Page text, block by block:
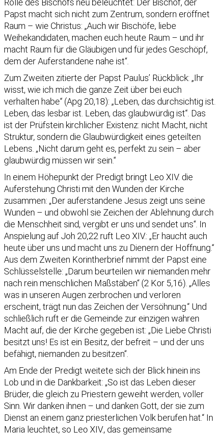
Rolle des Bischofs neu beleuchtet: Der Bischof, der
Papst macht sich nicht zum Zentrum, sondern eröffnet
Raum – wie Christus: „Auch wir Bischöfe, liebe
Weihekandidaten, machen euch heute Raum – und ihr
macht Raum für die Gläubigen und für jedes Geschöpf,
dem der Auferstandene nahe ist“.
Zum Zweiten zitierte der Papst Paulus’ Rückblick: „Ihr
wisst, wie ich mich die ganze Zeit über bei euch
verhalten habe“ (Apg 20,18): „Leben, das durchsichtig ist.
Leben, das lesbar ist. Leben, das glaubwürdig ist“. Das
ist der Prüfstein kirchlicher Existenz: nicht Macht, nicht
Struktur, sondern die Glaubwürdigkeit eines geteilten
Lebens. „Nicht darum geht es, perfekt zu sein – aber
glaubwürdig müssen wir sein.“
In einem Höhepunkt der Predigt bringt Leo XIV. die
Auferstehung Christi mit den Wunden der Kirche
zusammen: „Der auferstandene Jesus zeigt uns seine
Wunden – und obwohl sie Zeichen der Ablehnung durch
die Menschheit sind, vergibt er uns und sendet uns“. In
Anspielung auf Joh 20,22 ruft Leo XIV.: „Er haucht auch
heute über uns und macht uns zu Dienern der Hoffnung.“
Aus dem Zweiten Korintherbrief nimmt der Papst eine
Schlüsselstelle: „Darum beurteilen wir niemanden mehr
nach rein menschlichen Maßstäben“ (2 Kor 5,16). „Alles
was in unseren Augen zerbrochen und verloren
erscheint, trägt nun das Zeichen der Versöhnung.“ Und
schließlich ruft er die Gemeinde zur einzigen wahren
Macht auf, die der Kirche gegeben ist: „Die Liebe Christi
besitzt uns! Es ist ein Besitz, der befreit – und der uns
befähigt, niemanden zu besitzen“.
Am Ende der Predigt weitete sich der Blick hinein ins
Lob und in die Dankbarkeit: „So ist das Leben dieser
Brüder, die gleich zu Priestern geweiht werden, voller
Sinn. Wir danken ihnen – und danken Gott, der sie zum
Dienst an einem ganz priesterlichen Volk berufen hat.“ In
Maria leuchtet, so Leo XIV., das gemeinsame